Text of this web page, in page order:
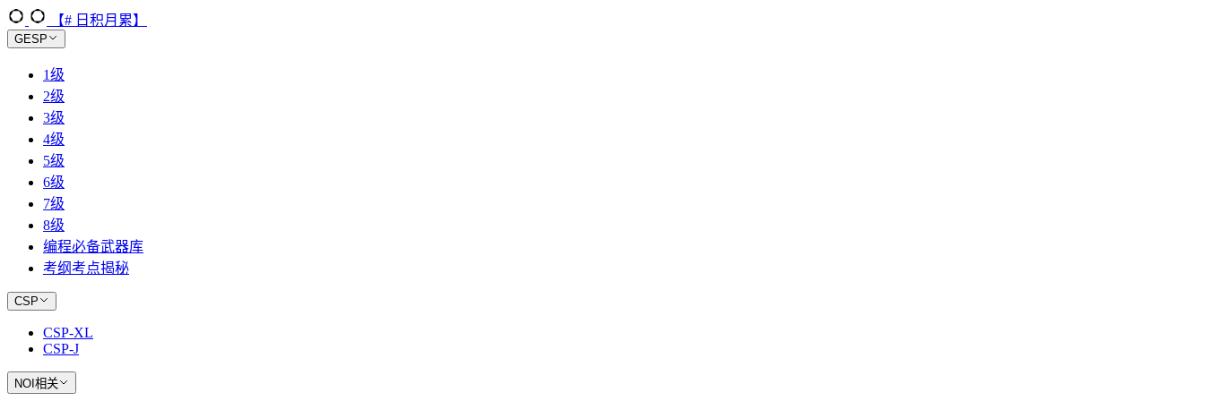
【# 日积月累】
GESP
1级
2级
3级
4级
5级
6级
7级
8级
编程必备武器库
考纲考点揭秘
CSP
CSP-XL
CSP-J
NOI相关